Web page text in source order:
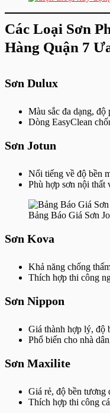
Các Loại Sơn
Hàng Quận 7
Sơn Dulux
Màu sắc đa dạng, độ
Dòng EasyClean
Sơn Jotun
Nổi tiếng về độ bền
Phù hợp sơn nội thất
Bảng Báo Giá Sơn
Sơn Kova
Khả năng chống
Thích hợp thi công
Sơn Nippon
Giá thành hợp lý, độ
Phổ biến cho nhà
Sơn Maxilite
Giá rẻ, độ bền tương
Thích hợp thi công